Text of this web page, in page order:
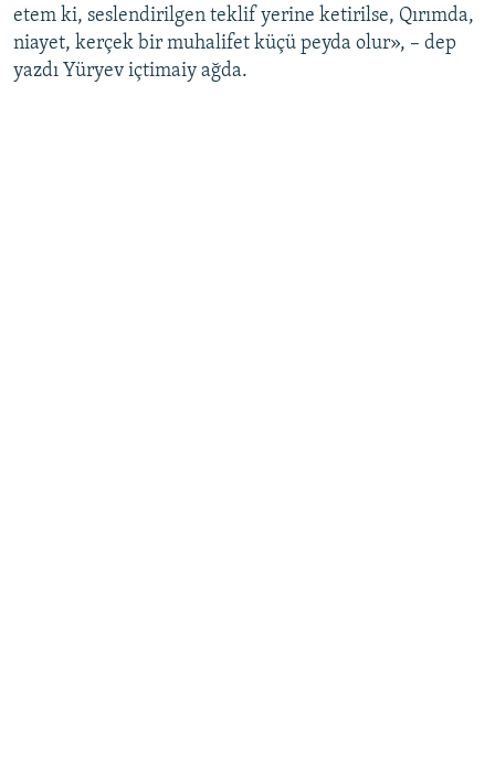
etem ki, seslendirilgen teklif yerine ketirilse, Qırımda,
niayet, kerçek bir muhalifet küçü peyda olur», – dep
yazdı Yüryev içtimaiy ağda.